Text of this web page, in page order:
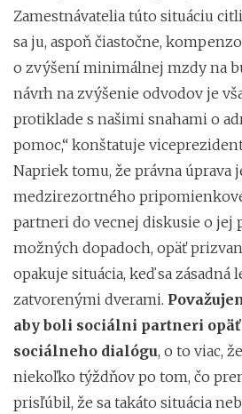
Zamestnávatelia túto situáciu
sa ju, aspoň čiastočne,
o zvýšení minimálnej mzdy na
návrh na zvýšenie odvodov je
protiklade s našimi snahami o
pomoc,“ konštatuje viceprezident
Napriek tomu, že právna úprava
medzirezortného
partneri do vecnej diskusie o jej
možných dopadoch, opäť
opakuje situácia, keď sa zásadná
zatvorenými dverami.
aby boli sociálni partneri
sociálneho dialógu, o to viac,
niekoľko týždňov po tom, čo
prisľúbil, že sa takáto situácia